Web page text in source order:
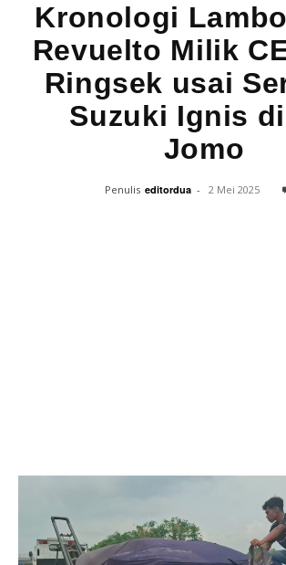
Kronologi
Revuelto Milik
Ringsek usai
Suzuki Ignis
Jomo
Penulis editordua - 2 Mei 2025